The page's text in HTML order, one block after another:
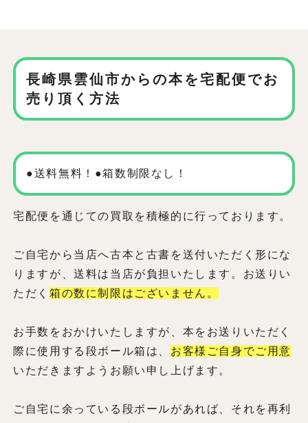
長崎県雲仙市からの本を宅配便でお
売り頂く方法
●送料無料！●箱数制限なし！
宅配便を通じての買取を積極的に行っております。
ご自宅から当店へ古本と古書を送付いただく形にな
りますが、送料は当店が負担いたします。お送りい
ただく 箱の数に制限はございません。
お手数をおかけいたしますが、本をお送りいただく
際に使用する段ボール箱は、 お客様ご自身でご用意
いただきますようお願い申し上げます。
ご自宅に余っている段ボールがあれば、それを再利